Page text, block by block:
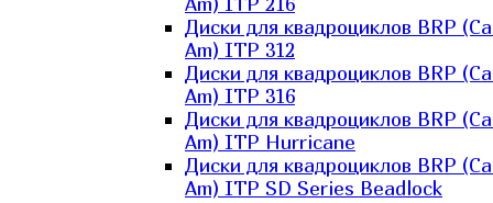
Диски для квадроциклов BRP
Am) ITP 312
Диски для квадроциклов BRP
Am) ITP 316
Диски для квадроциклов BRP
Am) ITP Hurricane
Диски для квадроциклов BRP
Am) ITP SD Series Beadlock